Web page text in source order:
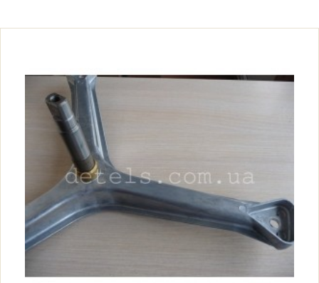
Indesit BA46TXGE (80121150000)
Indesit BA47TXEU (80127430000)
Indesit BA48TX/1GR
Indesit BA48TX/1GR (80152190000)
Indesit BA48TXGR/1